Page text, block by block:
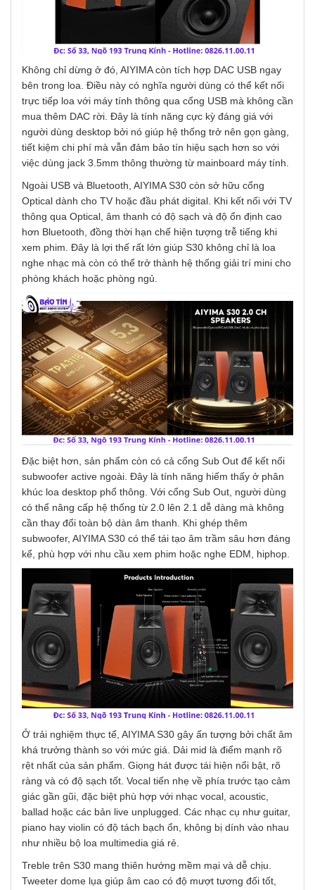
Không chỉ dừng ở đó, AIYIMA còn tích hợp DAC USB ngay
bên trong loa. Điều này có nghĩa người dùng có thể kết nối
trực tiếp loa với máy tính thông qua cổng USB mà không cần
mua thêm DAC rời. Đây là tính năng cực kỳ đáng giá với
người dùng desktop bởi nó giúp hệ thống trở nên gọn gàng,
tiết kiệm chi phí mà vẫn đảm bảo tín hiệu sạch hơn so với
việc dùng jack 3.5mm thông thường từ mainboard máy tính.
Ngoài USB và Bluetooth, AIYIMA S30 còn sở hữu cổng
Optical dành cho TV hoặc đầu phát digital. Khi kết nối với TV
thông qua Optical, âm thanh có độ sạch và độ ổn định cao
hơn Bluetooth, đồng thời hạn chế hiện tượng trễ tiếng khi
xem phim. Đây là lợi thế rất lớn giúp S30 không chỉ là loa
nghe nhạc mà còn có thể trở thành hệ thống giải trí mini cho
phòng khách hoặc phòng ngủ.
Đặc biệt hơn, sản phẩm còn có cả cổng Sub Out để kết nối
subwoofer active ngoài. Đây là tính năng hiếm thấy ở phân
khúc loa desktop phổ thông. Với cổng Sub Out, người dùng
có thể nâng cấp hệ thống từ 2.0 lên 2.1 dễ dàng mà không
cần thay đổi toàn bộ dàn âm thanh. Khi ghép thêm
subwoofer, AIYIMA S30 có thể tái tạo âm trầm sâu hơn đáng
kể, phù hợp với nhu cầu xem phim hoặc nghe EDM, hiphop.
Ở trải nghiệm thực tế, AIYIMA S30 gây ấn tượng bởi chất âm
khá trưởng thành so với mức giá. Dải mid là điểm mạnh rõ
rệt nhất của sản phẩm. Giọng hát được tái hiện nổi bật, rõ
ràng và có độ sạch tốt. Vocal tiến nhẹ về phía trước tạo cảm
giác gần gũi, đặc biệt phù hợp với nhạc vocal, acoustic,
ballad hoặc các bản live unplugged. Các nhạc cụ như guitar,
piano hay violin có độ tách bạch ổn, không bị dính vào nhau
như nhiều bộ loa multimedia giá rẻ.
Treble trên S30 mang thiên hướng mềm mại và dễ chịu.
Tweeter dome lụa giúp âm cao có độ mượt tương đối tốt,